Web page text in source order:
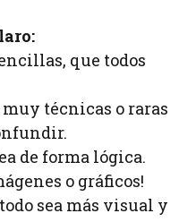
que todos
técnicas o raras
de forma lógica.
o gráficos!
sea más visual y